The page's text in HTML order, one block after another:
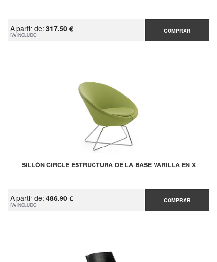
A partir de: 317.50 €
IVA INCLUIDO
COMPRAR
SILLÓN CIRCLE ESTRUCTURA DE LA BASE VARILLA EN X
A partir de: 486.90 €
IVA INCLUIDO
COMPRAR